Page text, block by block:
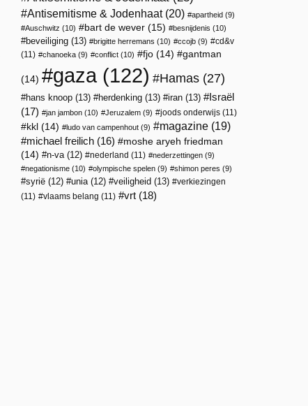
Antisemitisme & Jodenhaat(20) apartheid (9)
Auschwitz (10) bart de wever (15) besnijdenis (10)
beveiliging (13) brigitte herremans (10) ccojb (9)
cd&v
(11)
chanoeka (9) conflict (10) fjo (14) gantman
(14) gaza(122) Hamas (27)
hans knoop (13) herdenking (13) iran (13)
Israël
(17)
jan jambon (10) Jeruzalem (9) joods onderwijs (11)
kkl (14) ludo van campenhout (9) magazine (19)
michael freilich (16)
moshe aryeh friedman
(14)
n-va(12) nederland (11) nederzettingen (9)
negationisme (10) olympische spelen (9) shimon peres (9)
syrië (12) unia(12) veiligheid (13)
verkiezingen
(11)
vlaams belang (11) vrt (18)